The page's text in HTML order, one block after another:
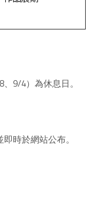
9/4）為休息日。
時於網站公布。